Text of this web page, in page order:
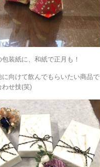
装紙に、和紙で正月も！
向けて飲んでもらいたい商品で
わせ技(笑)